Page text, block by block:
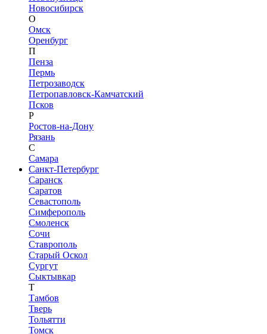
Новосибирск
О
Омск
Оренбург
П
Пенза
Пермь
Петрозаводск
Петропавловск-Камчатский
Псков
Р
Ростов-на-Дону
Рязань
С
Самара
Санкт-Петербург
Саранск
Саратов
Севастополь
Симферополь
Смоленск
Сочи
Ставрополь
Старый Оскол
Сургут
Сыктывкар
Т
Тамбов
Тверь
Тольятти
Томск